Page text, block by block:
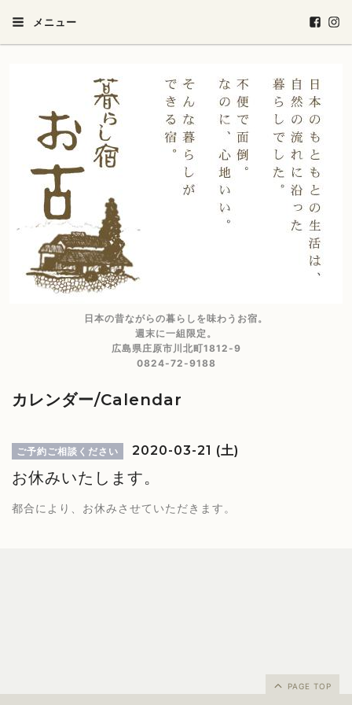
メニュー
日本の昔ながらの暮らしを味わうお宿。
週末に一組限定。
広島県庄原市川北町1812-9
0824-72-9188
カレンダー/Calendar
ご予約ご相談ください 2020-03-21 (土)
お休みいたします。
都合により、お休みさせていただきます。
PAGE TOP